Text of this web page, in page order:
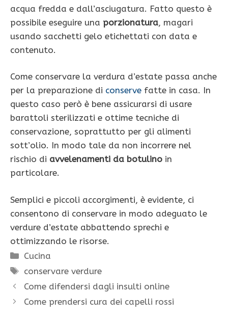
acqua fredda e dall’asciugatura. Fatto questo è
possibile eseguire una porzionatura, magari
usando sacchetti gelo etichettati con data e
contenuto.
Come conservare la verdura d’estate passa anche
per la preparazione di conserve fatte in casa. In
questo caso però è bene assicurarsi di usare
barattoli sterilizzati e ottime tecniche di
conservazione, soprattutto per gli alimenti
sott’olio. In modo tale da non incorrere nel
rischio di avvelenamenti da botulino in
particolare.
Semplici e piccoli accorgimenti, è evidente, ci
consentono di conservare in modo adeguato le
verdure d’estate abbattendo sprechi e
ottimizzando le risorse.
Categorie
Cucina
Tag
conservare verdure
Come difendersi dagli insulti online
Come prendersi cura dei capelli rossi